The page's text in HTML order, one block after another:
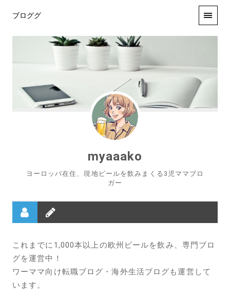
ブロググ
myaaako
ヨーロッパ在住、現地ビールを飲みまくる3児ママブロ
ガー
これまでに1,000本以上の欧州ビールを飲み、専門ブロ
グを運営中！
ワーママ向け転職ブログ・海外生活ブログも運営して
います。